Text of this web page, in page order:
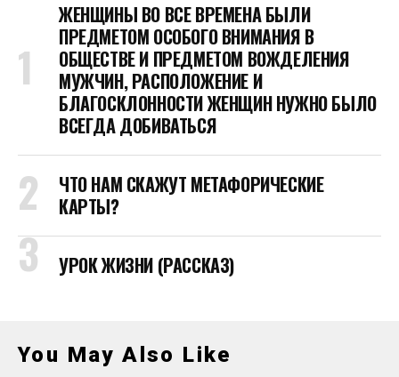
ЖЕНЩИНЫ ВО ВСЕ ВРЕМЕНА БЫЛИ
ПРЕДМЕТОМ ОСОБОГО ВНИМАНИЯ В
ОБЩЕСТВЕ И ПРЕДМЕТОМ ВОЖДЕЛЕНИЯ
МУЖЧИН, РАСПОЛОЖЕНИЕ И
БЛАГОСКЛОННОСТИ ЖЕНЩИН НУЖНО БЫЛО
ВСЕГДА ДОБИВАТЬСЯ
ЧТО НАМ СКАЖУТ МЕТАФОРИЧЕСКИЕ
КАРТЫ?
УРОК ЖИЗНИ (РАССКАЗ)
You May Also Like